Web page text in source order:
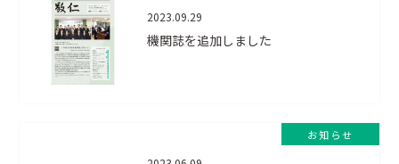
2023.09.29
機関誌を追加しました
お知らせ